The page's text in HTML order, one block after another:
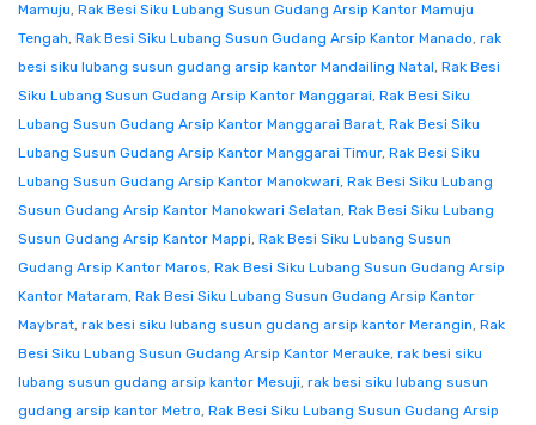
Mamuju, Rak Besi Siku Lubang Susun Gudang Arsip Kantor Mamuju
Tengah, Rak Besi Siku Lubang Susun Gudang Arsip Kantor Manado, rak
besi siku lubang susun gudang arsip kantor Mandailing Natal, Rak Besi
Siku Lubang Susun Gudang Arsip Kantor Manggarai, Rak Besi Siku
Lubang Susun Gudang Arsip Kantor Manggarai Barat, Rak Besi Siku
Lubang Susun Gudang Arsip Kantor Manggarai Timur, Rak Besi Siku
Lubang Susun Gudang Arsip Kantor Manokwari, Rak Besi Siku Lubang
Susun Gudang Arsip Kantor Manokwari Selatan, Rak Besi Siku Lubang
Susun Gudang Arsip Kantor Mappi, Rak Besi Siku Lubang Susun
Gudang Arsip Kantor Maros, Rak Besi Siku Lubang Susun Gudang Arsip
Kantor Mataram, Rak Besi Siku Lubang Susun Gudang Arsip Kantor
Maybrat, rak besi siku lubang susun gudang arsip kantor Merangin, Rak
Besi Siku Lubang Susun Gudang Arsip Kantor Merauke, rak besi siku
lubang susun gudang arsip kantor Mesuji, rak besi siku lubang susun
gudang arsip kantor Metro, Rak Besi Siku Lubang Susun Gudang Arsip